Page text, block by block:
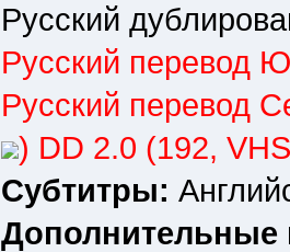
Русский
Русский перевод
Русский перевод
) DD 2.0 (192,
Субтитры:
Дополнительные